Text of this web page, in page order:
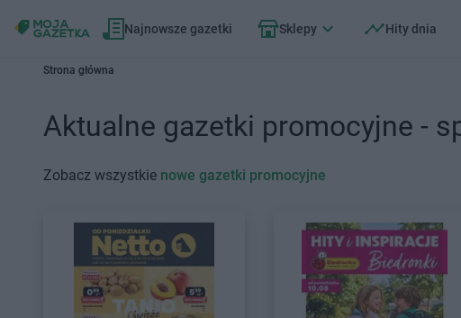
Najnowsze gazetki Sklepy Hity dnia
Strona główna
Aktualne gazetki promocyjne -
Zobacz wszystkie nowe gazetki promocyjne